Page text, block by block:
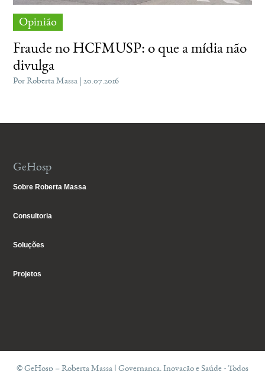
Opinião
Fraude no HCFMUSP: o que a mídia não
divulga
Por Roberta Massa | 20.07.2016
GeHosp
Sobre Roberta Massa
Consultoria
Soluções
Projetos
© GeHosp – Roberta Massa | Governança, Inovação e Saúde - Todos